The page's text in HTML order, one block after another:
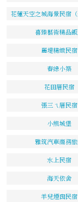
花蓮天空之城海景民宿（
喜臻藝術精品
麗堤精緻民宿
春綠小築
花田厝民宿
張三ㄟ厝民宿
小熊城堡
雅筑汽車商務
水上民宿
海天依舍
羊兒煙囪民宿